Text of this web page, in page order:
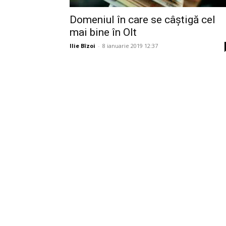
Domeniul în care se câștigă cel
mai bine în Olt
Ilie Bîzoi - 8 ianuarie 2019 12:37